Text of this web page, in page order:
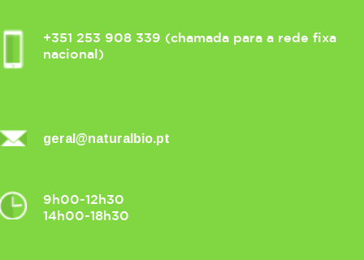
+351 253 908 339 (chamada para a rede fixa
nacional)
geral@naturalbio.pt
9h00-12h30
14h00-18h30